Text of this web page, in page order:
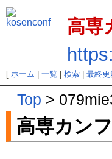
高専
[ ホーム 一覧 検索| 最終更
Top >
高専カン